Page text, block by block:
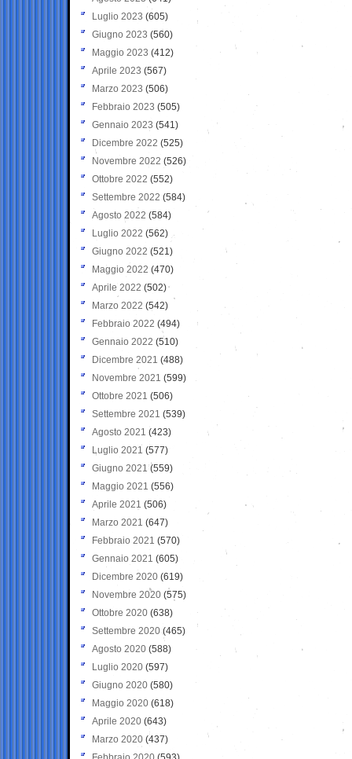
Luglio 2023 (605)
Giugno 2023 (560)
Maggio 2023 (412)
Aprile 2023 (567)
Marzo 2023 (506)
Febbraio 2023 (505)
Gennaio 2023 (541)
Dicembre 2022 (525)
Novembre 2022 (526)
Ottobre 2022 (552)
Settembre 2022 (584)
Agosto 2022 (584)
Luglio 2022 (562)
Giugno 2022 (521)
Maggio 2022 (470)
Aprile 2022 (502)
Marzo 2022 (542)
Febbraio 2022 (494)
Gennaio 2022 (510)
Dicembre 2021 (488)
Novembre 2021 (599)
Ottobre 2021 (506)
Settembre 2021 (539)
Agosto 2021 (423)
Luglio 2021 (577)
Giugno 2021(559)
Maggio 2021 (556)
Aprile 2021 (506)
Marzo 2021 (647)
Febbraio 2021 (570)
Gennaio 2021 (605)
Dicembre 2020 (619)
Novembre 2020 (575)
Ottobre 2020 (638)
Settembre 2020(465)
Agosto 2020 (588)
Luglio 2020 (597)
Giugno 2020 (580)
Maggio 2020 (618)
Aprile 2020 (643)
Marzo 2020 (437)